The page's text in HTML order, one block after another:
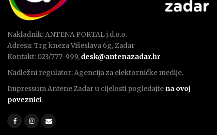
Nakladnik: ANTENA PORTAL j.d.o.o.
Adresa: Trg kneza Višeslava 6g, Zadar
Kontakt: 023/777-999, desk@antenazadar.hr
Nadležni regulator: Agencija za elektorničke medije.
Impressum Antene Zadar u cijelosti pogledajte na ovoj
poveznici.